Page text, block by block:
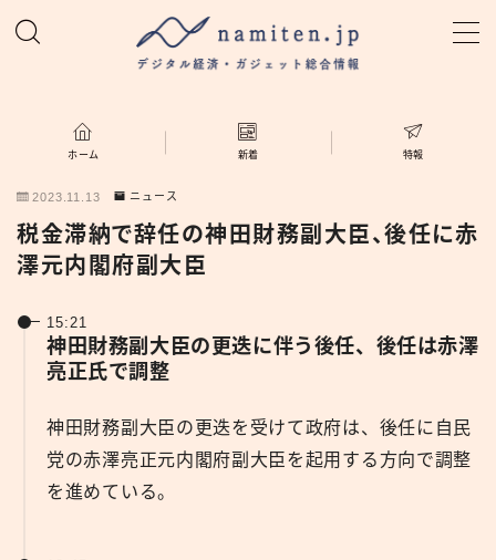
ホーム
新着
namiten.jp
ホーム 新着 特報
2023.11.13 ニュース
税金滞納で辞任の神田財務副大臣、後任に赤
澤元内閣府副大臣
15:21
神田財務副大臣の更迭に伴う後任、後任は赤澤
亮正氏で調整
神田財務副大臣の更迭を受けて政府は、後任に自民
党の赤澤亮正元内閣府副大臣を起用する方向で調整
を進めている。